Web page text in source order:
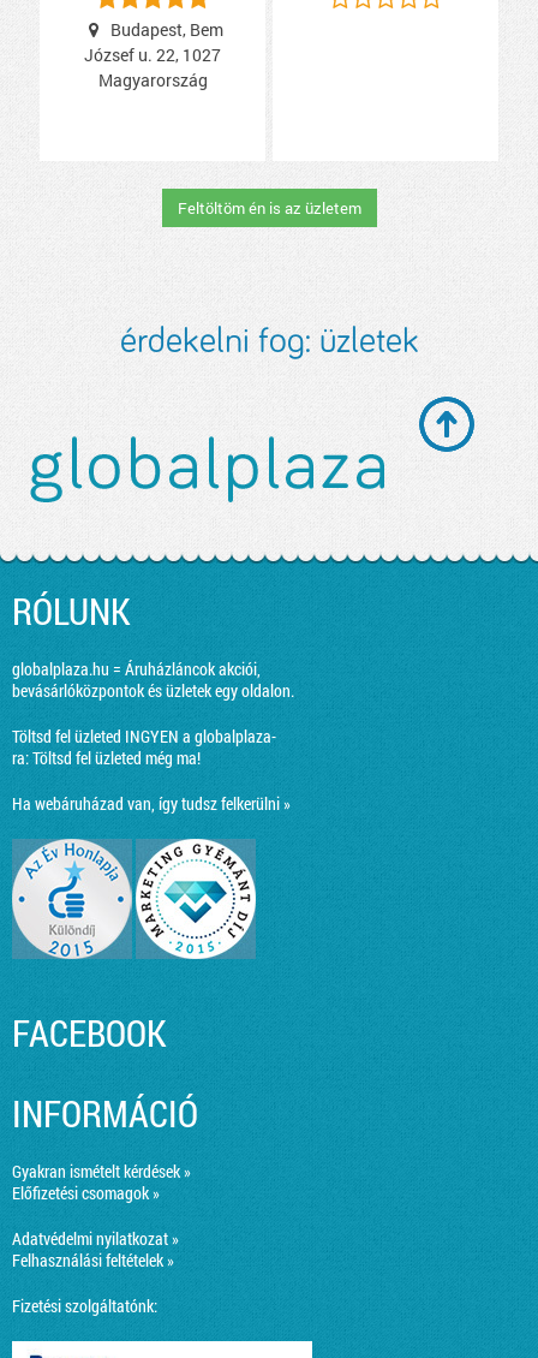
Budapest, Bem
József u. 22, 1027
Magyarország
Feltöltöm én is az üzletem
érdekelni fog: üzletek
RÓLUNK
globalplaza.hu = Áruházláncok akciói,
bevásárlóközpontok és üzletek egy oldalon.
Töltsd fel üzleted INGYEN a globalplaza-
ra:Töltsd fel üzleted még ma!
Ha webáruházad van, így tudsz felkerülni »
FACEBOOK
INFORMÁCIÓ
Gyakran ismételt kérdések »
Előfizetési csomagok »
Adatvédelmi nyilatkozat »
Felhasználási feltételek »
Fizetési szolgáltatónk: